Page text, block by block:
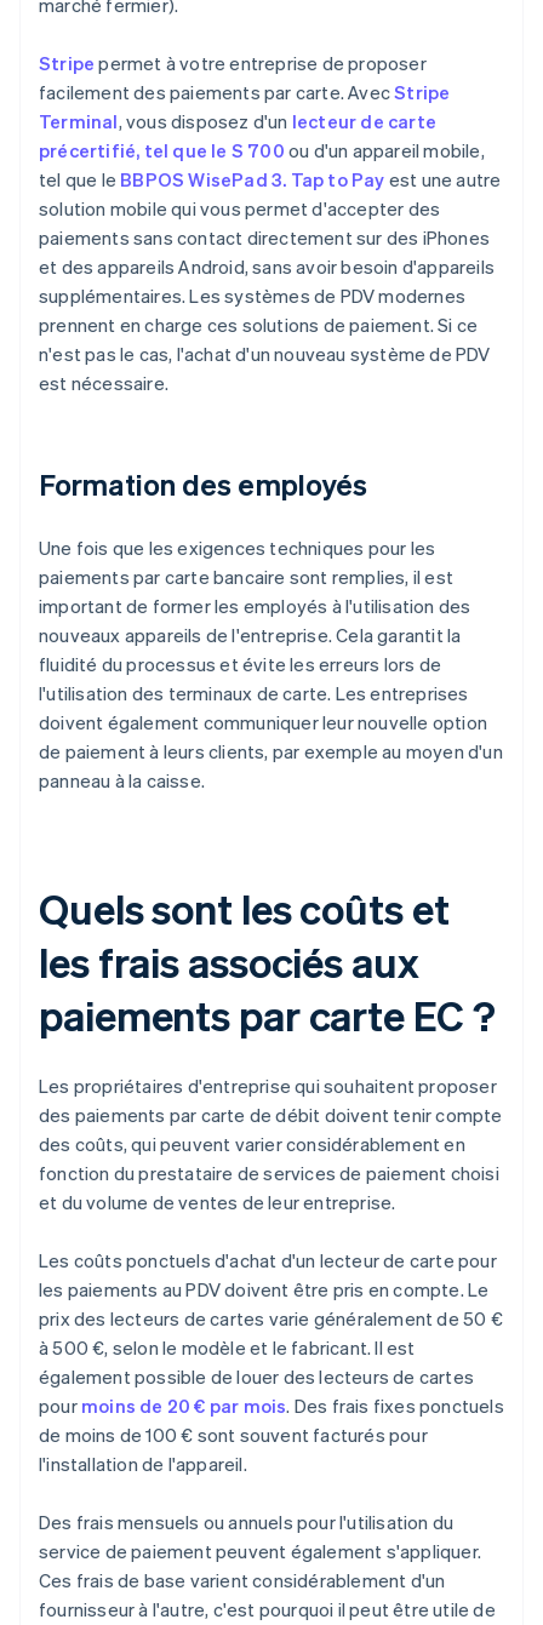
marché fermier).
Stripe permet à votre entreprise de proposer
facilement des paiements par carte. AvecStripe
Terminal, vous disposez d'un lecteur de carte
précertifié, tel que le S 700 ou d'un appareil mobile,
tel que le BBPOS WisePad 3. Tap to Pay est une autre
solution mobile qui vous permet d'accepter des
paiements sans contact directement sur des iPhones
et des appareils Android, sans avoir besoin d'appareils
supplémentaires. Les systèmes de PDV modernes
prennent en charge ces solutions de paiement. Si ce
n'est pas le cas, l'achat d'un nouveau système de PDV
est nécessaire.
Formation des employés
Une fois que les exigences techniques pour les
paiements par carte bancaire sont remplies, il est
important de former les employés à l'utilisation des
nouveaux appareils de l'entreprise. Cela garantit la
fluidité du processus et évite les erreurs lors de
l'utilisation des terminaux de carte. Les entreprises
doivent également communiquer leur nouvelle option
de paiement à leurs clients, par exemple au moyen d'un
panneau à la caisse.
Quels sont les coûts et
les frais associés aux
paiements par carte EC ?
Les propriétaires d'entreprise qui souhaitent proposer
des paiements par carte de débit doivent tenir compte
des coûts, qui peuvent varier considérablement en
fonction du prestataire de services de paiement choisi
et du volume de ventes de leur entreprise.
Les coûts ponctuels d'achat d'un lecteur de carte pour
les paiements au PDV doivent être pris en compte. Le
prix des lecteurs de cartes varie généralement de 50 €
à 500 €, selon le modèle et le fabricant. Il est
également possible de louer des lecteurs de cartes
pour moins de 20 € par mois. Des frais fixes ponctuels
de moins de 100 € sont souvent facturés pour
l'installation de l'appareil.
Des frais mensuels ou annuels pour l'utilisation du
service de paiement peuvent également s'appliquer.
Ces frais de base varient considérablement d'un
fournisseur à l'autre, c'est pourquoi il peut être utile de